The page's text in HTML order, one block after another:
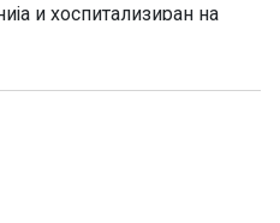
и хоспитализиран на
трауматологија,
Информацијата ја